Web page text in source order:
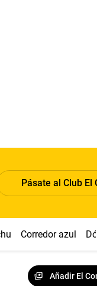
Pásate al Club El
Corredor azul
Añadir El